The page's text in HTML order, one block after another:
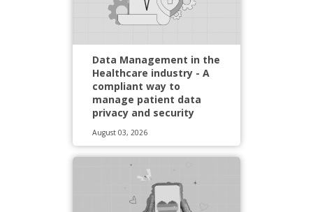
Data Management in the
Healthcare industry - A
compliant way to
manage patient data
privacy and security
August 03, 2026